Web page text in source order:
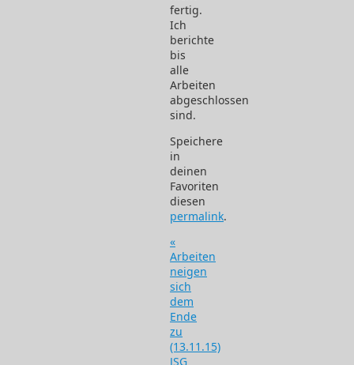
fertig.
Ich
berichte
bis
alle
Arbeiten
abgeschlossen
sind.
Speichere
in
deinen
Favoriten
diesen
permalink.
«
Arbeiten
neigen
sich
dem
Ende
zu
(13.11.15)
JSG